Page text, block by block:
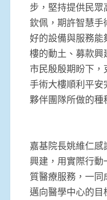
步，堅持提供民
欽佩，期許智慧手
好的設備與服務能
樓的動土、募款興
市民殷殷期盼下
手術大樓順利平
夥伴團隊所做的種
嘉基院長姚維仁
興建，用實際行
質醫療服務，一
邁向醫學中心的目